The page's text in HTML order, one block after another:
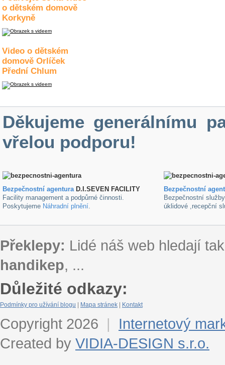
o dětském domově
Korkyně
Video o dětském
domově Orlíček
Přední Chlum
Děkujeme generálnímu
vřelou podporu!
Bezpečnostní agenturaD.I.SEVEN FACILITY
Facility management a podpůrné činnosti.
Poskytujeme Náhradní plnění.
Bezpečnostní
Bezpečnostní
úklidové ,recepční
Překlepy: Lidé náš web hledají
handikep, ...
Důležité odkazy:
Podmínky pro užívání blogu Mapa stránek Kontakt
Copyright 2026 |
Internetový
Created by VIDIA-DESIGN s.r.o.